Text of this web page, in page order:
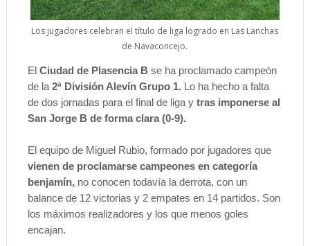
Los jugadores celebran el título de liga logrado en Las Lanchas
de Navaconcejo.
El Ciudad de Plasencia B se ha proclamado campeón
de la 2ª División Alevín Grupo 1. Lo ha hecho a falta
de dos jornadas para el final de liga y tras imponerse al
San Jorge B de forma clara (0-9).
El equipo de Miguel Rubio, formado por jugadores que
vienen de proclamarse campeones en categoría
benjamín,no conocen todavía la derrota, con un
balance de 12 victorias y 2 empates en 14 partidos. Son
los máximos realizadores y los que menos goles
encajan.